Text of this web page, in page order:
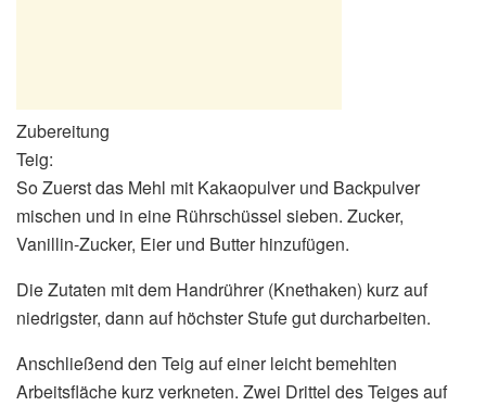
Zubereitung
Teig:
So Zuerst das Mehl mit Kakaopulver und Backpulver
mischen und in eine Rührschüssel sieben. Zucker,
Vanillin-Zucker, Eier und Butter hinzufügen.
Die Zutaten mit dem Handrührer (Knethaken) kurz auf
niedrigster, dann auf höchster Stufe gut durcharbeiten.
Anschließend den Teig auf einer leicht bemehlten
Arbeitsfläche kurz verkneten. Zwei Drittel des Teiges auf